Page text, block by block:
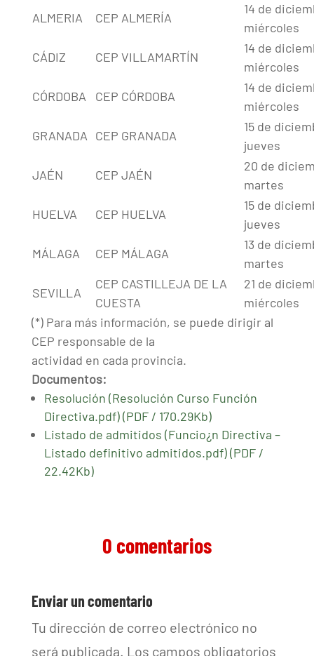
ALMERIA
CEP ALMERÍA
14 de
miércoles
CÁDIZ
CEP VILLAMARTÍN
14 de
miércoles
CÓRDOBA
CEP CÓRDOBA
14 de
miércoles
GRANADA CEP GRANADA
15 de
jueves
JAÉN
CEP JAÉN
20 de
martes
HUELVA
CEP HUELVA
15 de
jueves
MÁLAGA
CEP MÁLAGA
13 de
martes
SEVILLA
CEP CASTILLEJA DE LA
CUESTA
21 de
miércoles
(*) Para más información, se puede dirigir al
CEP responsable de la
actividad en cada provincia.
Documentos:
Resolución (Resolución Curso Función
Directiva.pdf) (PDF / 170.29Kb)
Listado de admitidos (Funcio¿n Directiva –
Listado definitivo admitidos.pdf) (PDF /
22.42Kb)
0 comentarios
Enviar un comentario
Tu dirección de correo electrónico no
será publicada. Los campos obligatorios